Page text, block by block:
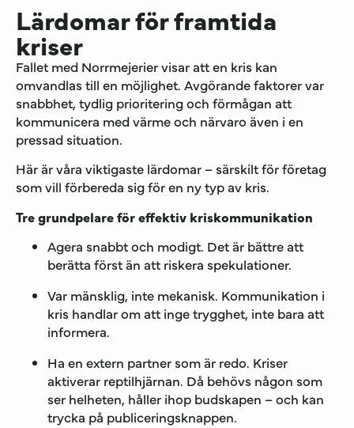
Lärdomar för framtida
kriser
Fallet med Norrmejerier visar att en kris kan
omvandlas till en möjlighet. Avgörande faktorer var
snabbhet, tydlig prioritering och förmågan att
kommunicera med värme och närvaro även i en
pressad situation.
Här är våra viktigaste lärdomar – särskilt för företag
som vill förbereda sig för en ny typ av kris.
Tre grundpelare för effektiv kriskommunikation
Agera snabbt och modigt. Det är bättre att
berätta först än att riskera spekulationer.
Var mänsklig, inte mekanisk. Kommunikation i
kris handlar om att inge trygghet, inte bara att
informera.
Ha en extern partner som är redo. Kriser
aktiverar reptilhjärnan. Då behövs någon som
ser helheten, håller ihop budskapen – och kan
trycka på publiceringsknappen.